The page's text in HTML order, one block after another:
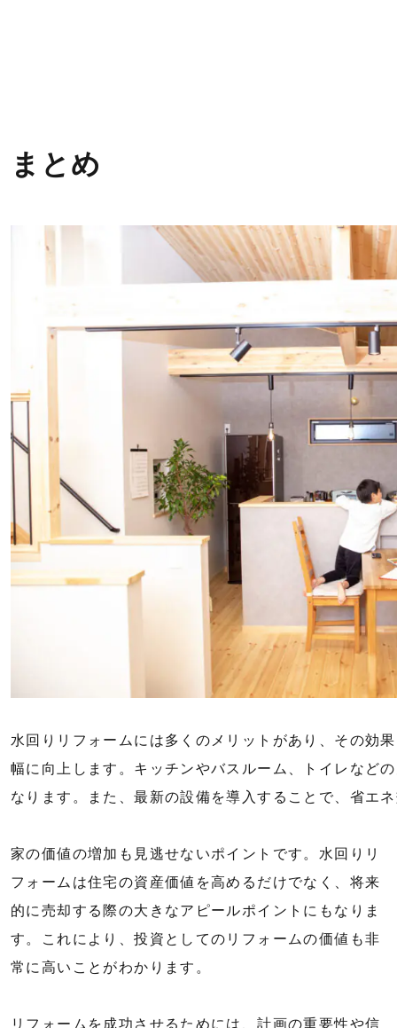
まとめ
水回りリフォームには多くのメリットがあり、その効
幅に向上します。キッチンやバスルーム、トイレなど
なります。また、最新の設備を導入することで、省エ
家の価値の増加も見逃せないポイントです。水回りリ
フォームは住宅の資産価値を高めるだけでなく、将来
的に売却する際の大きなアピールポイントにもなりま
す。これにより、投資としてのリフォームの価値も非
常に高いことがわかります。
リフォームを成功させるためには、計画の重要性や信